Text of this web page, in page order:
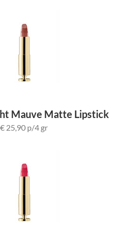
Mauve Matte Lipstick
€ 25,90 p/4 gr